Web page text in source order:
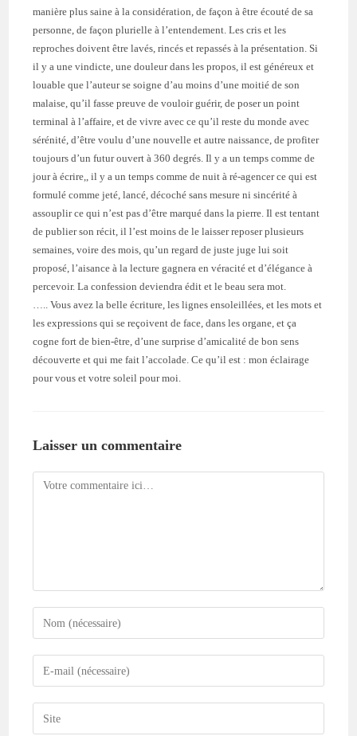
manière plus saine à la considération, de façon à être écouté de sa
personne, de façon plurielle à l’entendement. Les cris et les
reproches doivent être lavés, rincés et repassés à la présentation. Si
il y a une vindicte, une douleur dans les propos, il est généreux et
louable que l’auteur se soigne d’au moins d’une moitié de son
malaise, qu’il fasse preuve de vouloir guérir, de poser un point
terminal à l’affaire, et de vivre avec ce qu’il reste du monde avec
sérénité, d’être voulu d’une nouvelle et autre naissance, de profiter
toujours d’un futur ouvert à 360 degrés. Il y a un temps comme de
jour à écrire,, il y a un temps comme de nuit à ré-agencer ce qui est
formulé comme jeté, lancé, décoché sans mesure ni sincérité à
assouplir ce qui n’est pas d’être marqué dans la pierre. Il est tentant
de publier son récit, il l’est moins de le laisser reposer plusieurs
semaines, voire des mois, qu’un regard de juste juge lui soit
proposé, l’aisance à la lecture gagnera en véracité et d’élégance à
percevoir. La confession deviendra édit et le beau sera mot.
….. Vous avez la belle écriture, les lignes ensoleillées, et les mots et
les expressions qui se reçoivent de face, dans les organe, et ça
cogne fort de bien-être, d’une surprise d’amicalité de bon sens
découverte et qui me fait l’accolade. Ce qu’il est : mon éclairage
pour vous et votre soleil pour moi.
Laisser un commentaire